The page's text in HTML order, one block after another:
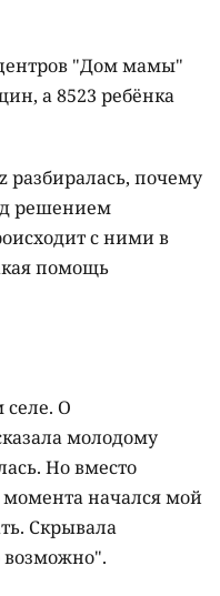
"Дом мамы"
а 8523 ребёнка
почему
решением
с ними в
помощь
О
молодому
Но вместо
начался мой
Скрывала
возможно".